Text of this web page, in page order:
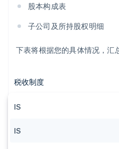
股本构成表
子公司及所持股权明细
下表将根据您的具体情况，汇
税收制度
IS
IS